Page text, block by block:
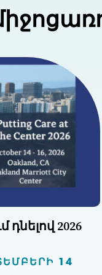
2026
14